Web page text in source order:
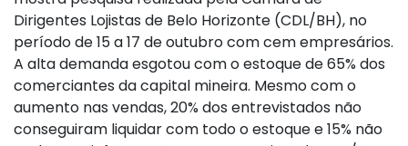
Dirigentes Lojistas de Belo Horizonte (CDL/BH), no
período de 15 a 17 de outubro com cem empresários.
A alta demanda esgotou com o estoque de 65% dos
comerciantes da capital mineira. Mesmo com o
aumento nas vendas, 20% dos entrevistados não
conseguiram liquidar com todo o estoque e 15% não